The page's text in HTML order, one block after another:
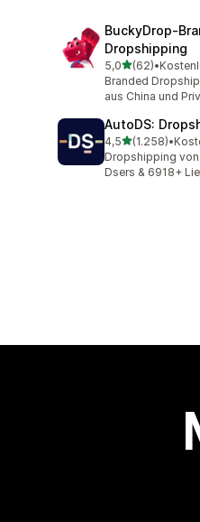
Dropshipping
5,0von 5 Sternen
(62)
62 Rezensionen
•
Branded
aus China und
AutoDS:
4,5von 5 Sternen
(1.258)
1258 •
Dropshipping
Dsers & 6918+